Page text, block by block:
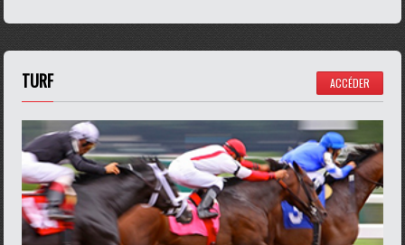
TURF ACCÉDER